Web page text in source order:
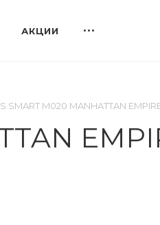
АКЦИИ
SMART M020 MANHATTAN